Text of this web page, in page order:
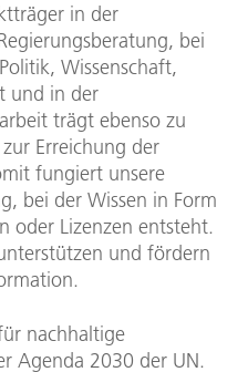
in der
bei
Wissenschaft,
und in der
trägt ebenso zu
Erreichung der
fungiert unsere
bei der Wissen in Form
oder Lizenzen entsteht.
und fördern
nachhaltige
Agenda 2030 der UN.